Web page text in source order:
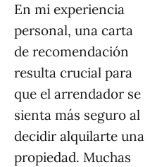
En mi experiencia
personal, una carta
de recomendación
resulta crucial para
que el arrendador se
sienta más seguro al
decidir alquilarte una
propiedad. Muchas